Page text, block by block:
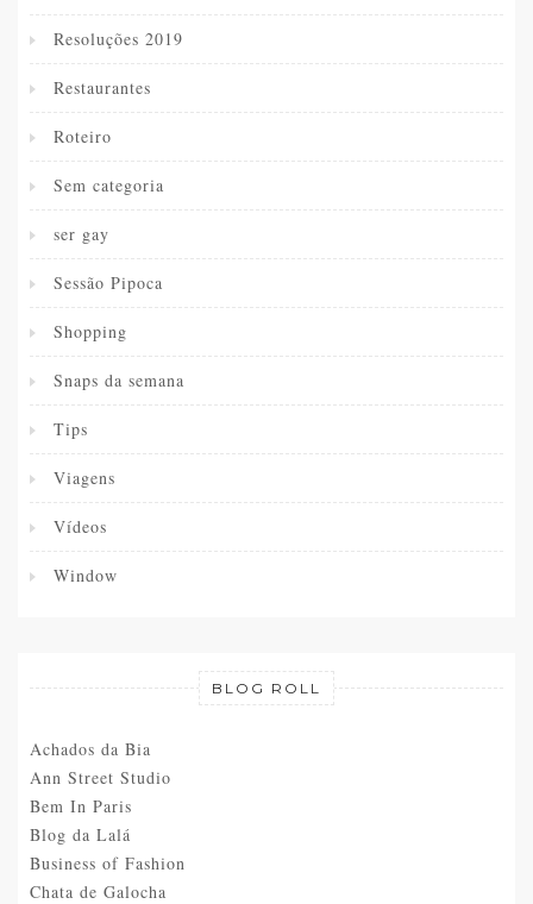
Resoluções 2019
Restaurantes
Roteiro
Sem categoria
ser gay
Sessão Pipoca
Shopping
Snaps da semana
Tips
Viagens
Vídeos
Window
BLOG ROLL
Achados da Bia
Ann Street Studio
Bem In Paris
Blog da Lalá
Business of Fashion
Chata de Galocha